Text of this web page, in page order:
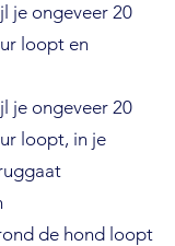
je ongeveer 20
loopt en
je ongeveer 20
loopt, in je
de hond loopt